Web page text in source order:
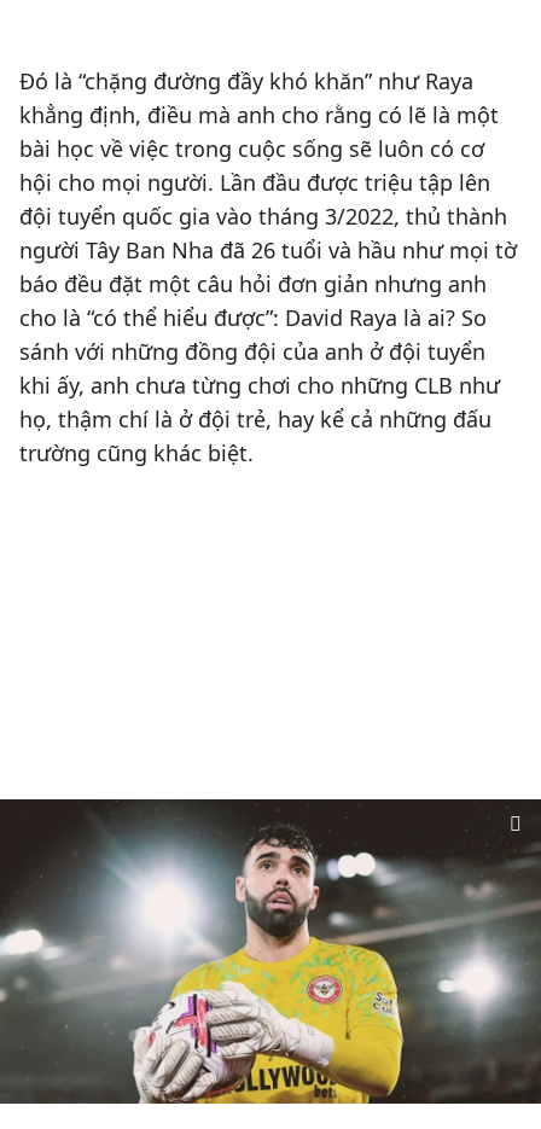
Đó là “chặng đường đầy khó khăn” như Raya
khẳng định, điều mà anh cho rằng có lẽ là một
bài học về việc trong cuộc sống sẽ luôn có cơ
hội cho mọi người. Lần đầu được triệu tập lên
đội tuyển quốc gia vào tháng 3/2022, thủ thành
người Tây Ban Nha đã 26 tuổi và hầu như mọi tờ
báo đều đặt một câu hỏi đơn giản nhưng anh
cho là “có thể hiểu được”: David Raya là ai? So
sánh với những đồng đội của anh ở đội tuyển
khi ấy, anh chưa từng chơi cho những CLB như
họ, thậm chí là ở đội trẻ, hay kể cả những đấu
trường cũng khác biệt.